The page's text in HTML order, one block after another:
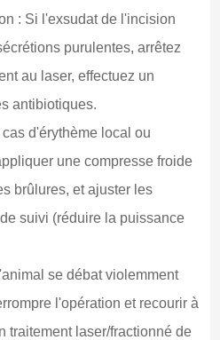
: Si l'exsudat de l'incision
purulentes, arrêtez
au laser, effectuez un
antibiotiques.
d'érythème local ou
une compresse froide
brûlures, et ajuster les
suivi (réduire la puissance
se débat violemment
l'opération et recourir à
traitement laser/fractionné de